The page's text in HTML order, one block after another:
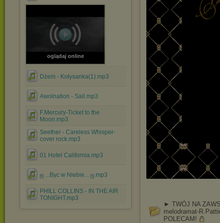
oglądaj online
Dżem - Kołysanka(1).mp3
Awolnation - Sail.mp3
F.Mercury-Ticket to the
Moon.mp3
Seether - Careless Whisper-
cover rock.mp3
01 Hotel California.mp3
ஜ ...Byc w Niebie... ஜ.mp3
PHILL COLLINS - IN THE AIR
TONIGHT.mp3
► TWÓJ NA
melodramat-
POLECAM!